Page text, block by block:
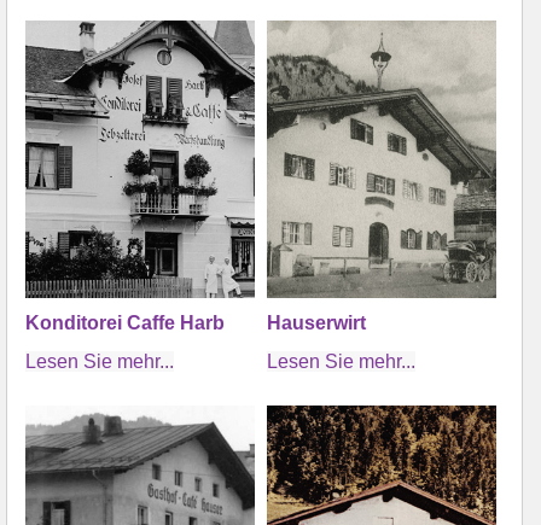
Konditorei Caffe Harb
Lesen Sie mehr...
Hauserwirt
Lesen Sie mehr...